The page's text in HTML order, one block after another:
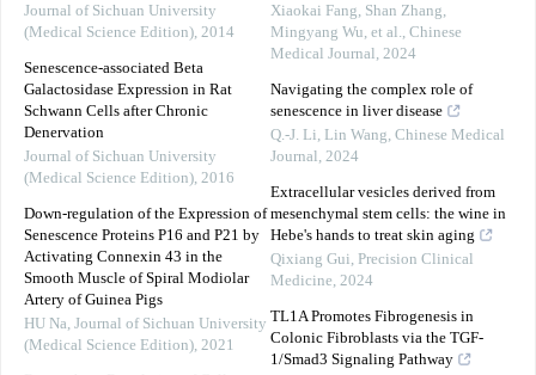
Journal of Sichuan University
(Medical Science Edition), 2014
Senescence-associated Beta
Galactosidase Expression in Rat
Schwann Cells after Chronic
Denervation
Journal of Sichuan University
(Medical Science Edition), 2016
Down-regulation of the Expression of
Senescence Proteins P16 and P21 by
Activating Connexin 43 in the
Smooth Muscle of Spiral Modiolar
Artery of Guinea Pigs
HU Na, Journal of Sichuan University
(Medical Science Edition), 2021
Xiaokai Fang, Shan Zhang,
Mingyang Wu, et al., Chinese
Medical Journal, 2024
Navigating the complex role of
senescence in liver disease
Q.-J. Li, Lin Wang, Chinese Medical
Journal, 2024
Extracellular vesicles derived from
mesenchymal stem cells: the wine in
Hebe's hands to treat skin aging
Qixiang Gui, Precision Clinical
Medicine, 2024
TL1A Promotes Fibrogenesis in
Colonic Fibroblasts via the TGF-
1/Smad3 Signaling Pathway